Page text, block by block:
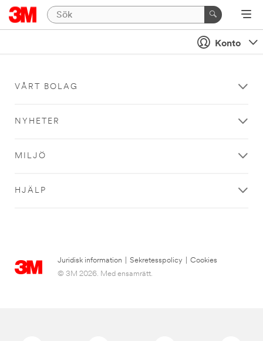
Konto
VÅRT BOLAG
NYHETER
MILJÖ
HJÄLP
Juridisk information Sekretesspolicy
Cookies
© 3M 2026. Med ensamrätt.